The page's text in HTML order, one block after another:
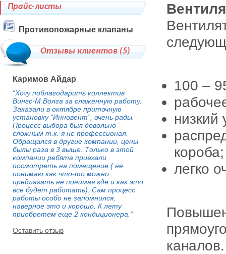
100 –
низкий
короба;
легко
каналов.
Прайс-листы
Противопожарные клапаны
Отзывы клиентов (5)
Каримов Айдар
“Хочу поблагодарить коллектив
Вингс-М Волга за слаженную работу.
Заказали в октябре приточную
установку "Инновент", очень рады.
Процесс выбора был довольно
сложным т.к. я не профессионал.
Обращался в другие компании, цены
былы раза в 3 выше. Только в этой
компании ребята приехали
посмотреть на помещение ( не
понимаю как что-то можно
предлагать не понимая где и как это
все будет работать). Сам процесс
работы особо не запомнился,
наверное это и хорошо. К лету
приобретем еще 2 кондиционера.”
Оставить отзыв